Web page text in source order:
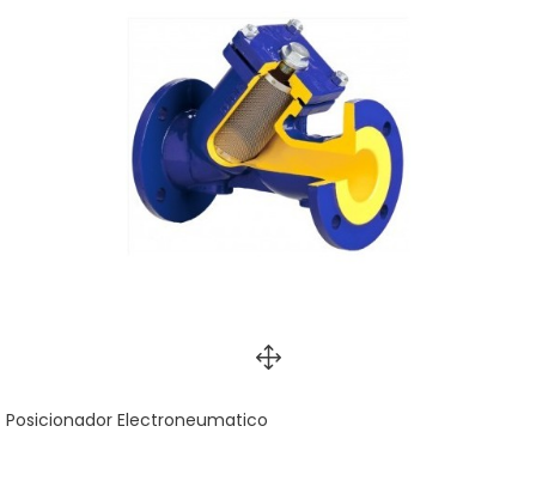
Posicionador Electroneumatico